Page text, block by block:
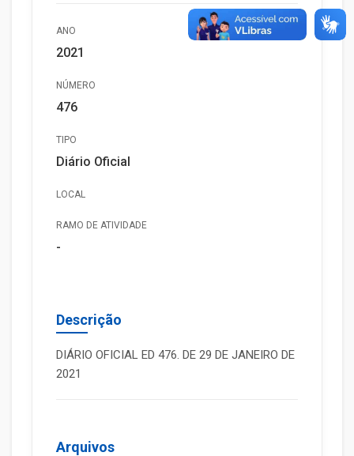
ANO
2021
NÚMERO
476
TIPO
Diário Oficial
LOCAL
RAMO DE ATIVIDADE
-
Descrição
DIÁRIO OFICIAL ED 476. DE 29 DE JANEIRO DE
2021
Arquivos